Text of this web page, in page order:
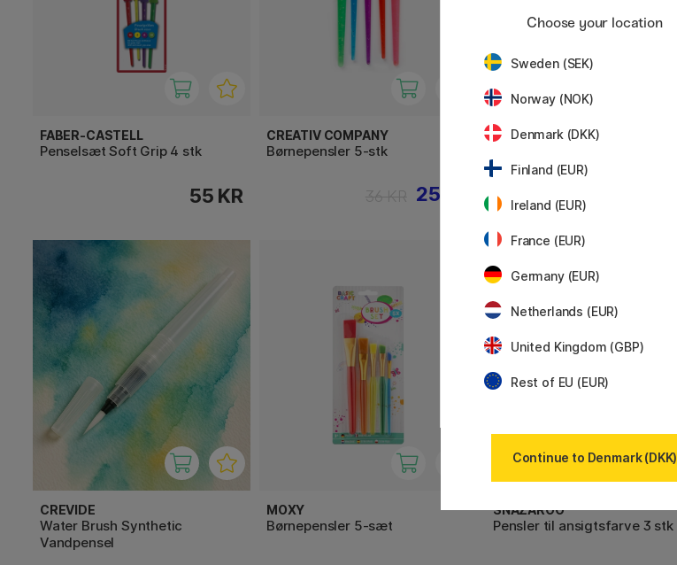
FABER-CASTELL
Penselsæt Soft Grip 4 stk
55 KR
CREATIV COMPANY
Børnepensler 5-stk
25 KR
CREATIV COMPANY
CREVIDE
Water Brush Synthetic
Vandpensel
MOXY
Børnepensler 5-sæt
20%
SNAZAROO
Pensler til ansigtsfarve 3 stk
Choose your location
Sweden (SEK)
Norway (NOK)
Denmark (DKK)
Finland (EUR)
Ireland (EUR)
France (EUR)
Germany (EUR)
Netherlands (EUR)
United Kingdom (GBP)
Rest of EU (EUR)
Continue to Denmark (DKK)